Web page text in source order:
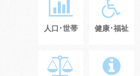
人口･世帯 健康･福祉